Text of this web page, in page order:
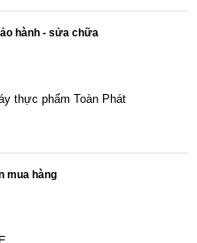
hành - sửa chữa
thực phẩm Toàn Phát
mua hàng